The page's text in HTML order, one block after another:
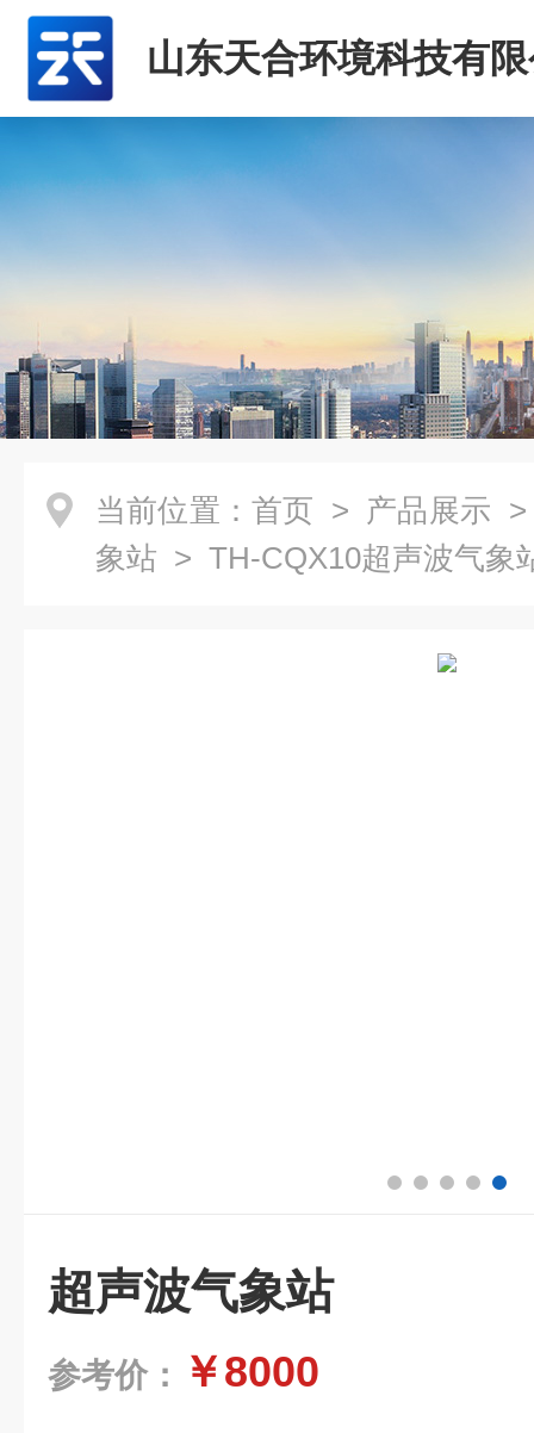
山东天合环境科技有
当前位置： 首页 > 产品展示
象站 > TH-CQX10超声波气象
超声波气象站
参考价： ￥8000